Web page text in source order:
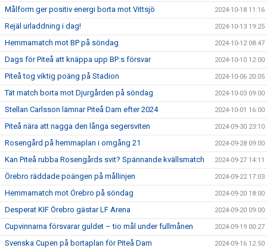
Målform ger positiv energi borta mot Vittsjö 2024-10-18 11:16
Rejäl urladdning i dag! 2024-10-13 19:25
Hemmamatch mot BP på söndag 2024-10-12 08:47
Dags för Piteå att knäppa upp BP:s försvar 2024-10-10 12:00
Piteå tog viktig poäng på Stadion 2024-10-06 20:05
Tät match borta mot Djurgården på söndag 2024-10-03 09:00
Stellan Carlsson lämnar Piteå Dam efter 2024 2024-10-01 16:00
Piteå nära att nagga den långa segersviten 2024-09-30 23:10
Rosengård på hemmaplan i omgång 21 2024-09-28 09:00
Kan Piteå rubba Rosengårds svit? Spännande kvällsmatch 2024-09-27 14:11
Örebro räddade poängen på mållinjen 2024-09-22 17:03
Hemmamatch mot Örebro på söndag 2024-09-20 18:00
Desperat KIF Örebro gästar LF Arena 2024-09-20 09:00
Cupvinnarna försvarar guldet – tio mål under fullmånen 2024-09-19 00:27
Svenska Cupen på bortaplan för Piteå Dam 2024-09-16 12:50